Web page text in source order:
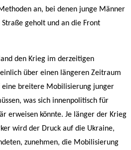
an, bei denen junge Männer
geholt und an die Front
den Krieg im derzeitigen
über einen längeren Zeitraum
eine breitere Mobilisierung junger
was sich innenpolitisch für
erweisen könnte. Je länger der Krieg
wird der Druck auf die Ukraine,
zunehmen, die Mobilisierung